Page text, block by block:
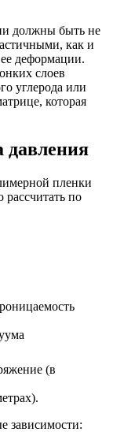
должны быть не
как и
деформации.
слоев
углерода или
которая
давления
пленки
рассчитать по
(в
зависимости: